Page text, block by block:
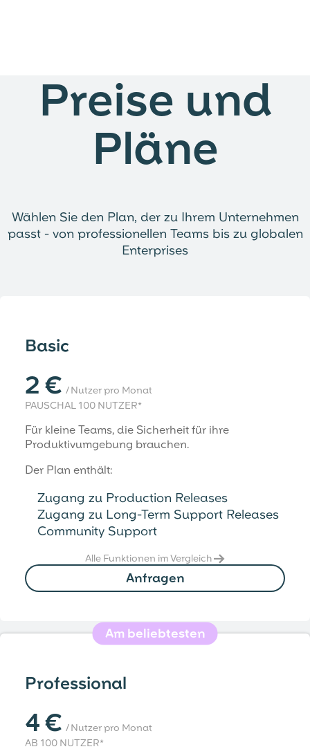
Preise und
Pläne
Wählen Sie den Plan, der zu Ihrem Unternehmen
passt - von professionellen Teams bis zu globalen
Enterprises
Basic
2 € / Nutzer pro Monat
PAUSCHAL 100 NUTZER*
Für kleine Teams, die Sicherheit für ihre
Produktivumgebung brauchen.
Der Plan enthält:
Zugang zu Production Releases
Zugang zu Long-Term Support Releases
Community Support
Alle Funktionen im Vergleich →
Anfragen
Professional
Am beliebtesten
4 € / Nutzer pro Monat
AB 100 NUTZER*